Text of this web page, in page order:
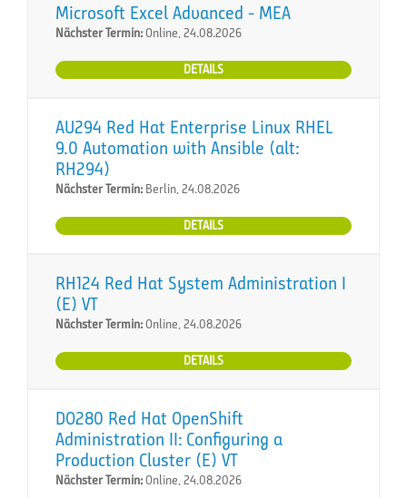
Microsoft Excel Advanced - MEA
Nächster Termin:Online, 24.08.2026
DETAILS
AU294 Red Hat Enterprise Linux RHEL
9.0 Automation with Ansible (alt:
RH294)
Nächster Termin: Berlin, 24.08.2026
DETAILS
RH124 Red Hat System Administration I
(E) VT
Nächster Termin:Online, 24.08.2026
DETAILS
DO280 Red Hat OpenShift
Administration II: Configuring a
Production Cluster (E) VT
Nächster Termin:Online, 24.08.2026